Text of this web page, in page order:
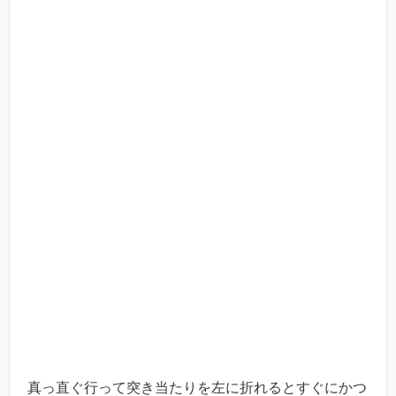
真っ直ぐ行って突き当たりを左に折れるとすぐにかつ